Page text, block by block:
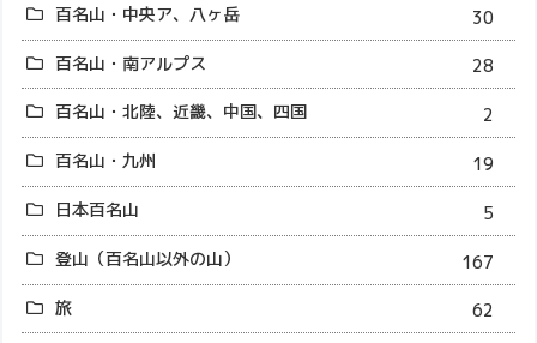
百名山・中央ア、八ヶ岳
30
百名山・南アルプス
28
百名山・北陸、近畿、中国、四国
2
百名山・九州
19
日本百名山
5
登山（百名山以外の山）
167
旅
62